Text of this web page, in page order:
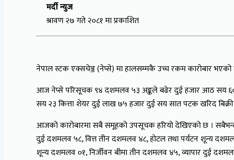
मर्दी न्युज
श्रावण २७ गते २०८१ मा प्रकाशित
नेपाल स्टक एक्सचेञ्ज (नेप्से) मा हालसम्मकै उच्च रकम कारोबार
आज नेप्से परिसूचक ९४ दशमलव ५३ अङ्कले बढेर दुई हजार आठ सय ६०
सय २३ कित्ता शेयर दुई लाख ७५ हजार दुई सय सात पटक खरिद
आजको कारोबारमा सबै समूहको उपसूचक हरियो देखिएको छ ।
दुई दशमलव ५८, वित्त तीन दशमलव ४८, होटल तथा पर्यटन शून्य
शून्य दशमलव ०१, निर्जीवन बीमा तीन दशमलव ४५, व्यापार दुई